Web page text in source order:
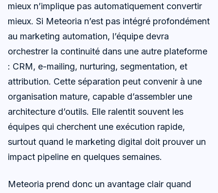
mieux n’implique pas automatiquement convertir
mieux. Si Meteoria n’est pas intégré profondément
au marketing automation, l’équipe devra
orchestrer la continuité dans une autre plateforme
: CRM, e-mailing, nurturing, segmentation, et
attribution. Cette séparation peut convenir à une
organisation mature, capable d’assembler une
architecture d’outils. Elle ralentit souvent les
équipes qui cherchent une exécution rapide,
surtout quand le marketing digital doit prouver un
impact pipeline en quelques semaines.
Meteoria prend donc un avantage clair quand